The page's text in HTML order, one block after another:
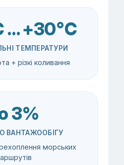
… +30°C
ТЕМПЕРАТУРИ
+ різкі коливання
3%
ВАНТАЖООБІГУ
морських